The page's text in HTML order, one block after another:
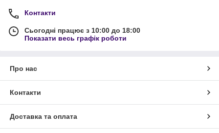
Контакти
Сьогодні працює з 10:00 до 18:00
Показати весь графік роботи
Про нас
Контакти
Доставка та оплата